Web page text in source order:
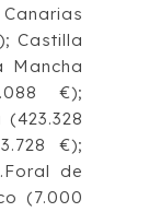
Castilla
Mancha
€);
€);
de
(7.000